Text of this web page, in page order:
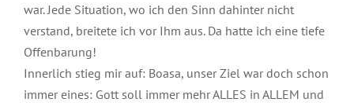
war. Jede Situation, wo ich den Sinn dahinter nicht
verstand, breitete ich vor Ihm aus. Da hatte ich eine tiefe
Offenbarung!
Innerlich stieg mir auf: Boasa, unser Ziel war doch schon
immer eines: Gott soll immer mehr ALLES in ALLEM und